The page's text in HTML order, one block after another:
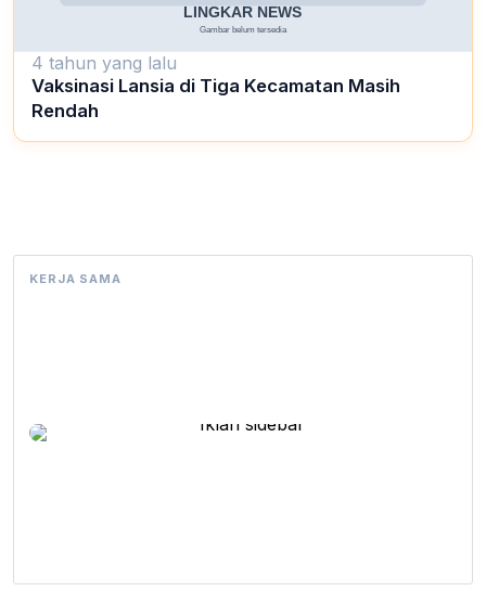
4 tahun yang lalu
Vaksinasi Lansia di Tiga Kecamatan Masih
Rendah
KERJA SAMA